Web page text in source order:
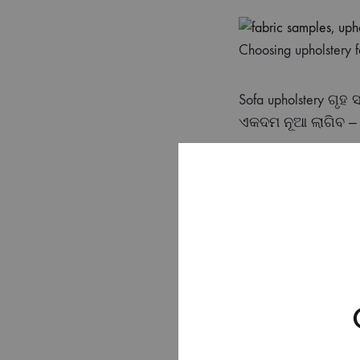
Choosing upholstery
Sofa upholstery
ଏକଦମ ନୂଆ ଲାଗିବ —
Cotton canvas